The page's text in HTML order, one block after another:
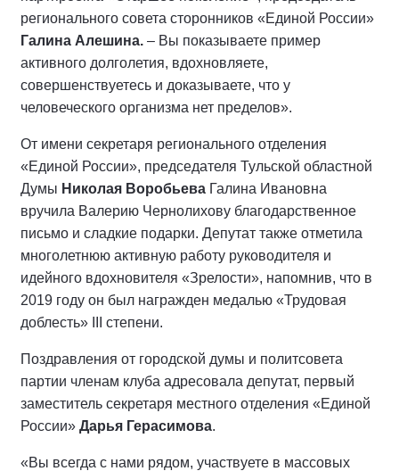
регионального совета сторонников «Единой России»
Галина Алешина. – Вы показываете пример
активного долголетия, вдохновляете,
совершенствуетесь и доказываете, что у
человеческого организма нет пределов».
От имени секретаря регионального отделения
«Единой России», председателя Тульской областной
Думы Николая Воробьева Галина Ивановна
вручила Валерию Чернолихову благодарственное
письмо и сладкие подарки. Депутат также отметила
многолетнюю активную работу руководителя и
идейного вдохновителя «Зрелости», напомнив, что в
2019 году он был награжден медалью «Трудовая
доблесть» III степени.
Поздравления от городской думы и политсовета
партии членам клуба адресовала депутат, первый
заместитель секретаря местного отделения «Единой
России» Дарья Герасимова.
«Вы всегда с нами рядом, участвуете в массовых